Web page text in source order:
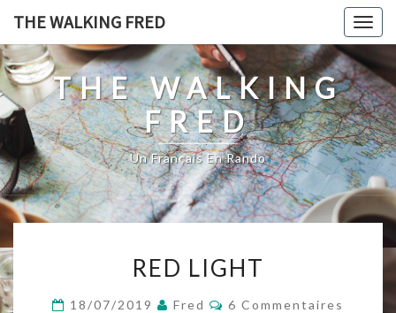
content
THE WALKING FRED
THE WALKING
FRED
Un Français En Rando
LIGHT
RED LIGHT
18/07/2019 Fred Commentaires
6 Commentaires